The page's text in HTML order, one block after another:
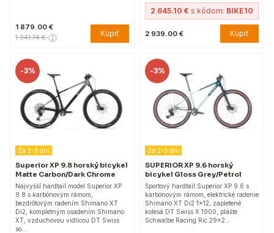
1 879.00 €
1 941.74 € Kúpiť
2 645.10 € s kódom: BIKE10
2 939.00 € Kúpiť
-3%
Za 2-3 dni
Superior XP 9.8 horský bicykel
Matte Carbon/Dark Chrome
Najvyšší hardtail model Superior XP
9.8 s karbónovým rámom,
bezdrôtovým radením Shimano XT
Di2, kompletným osadením Shimano
XT, vzduchovou vidlicou DT Swiss
so…
-3%
Za 2-3 dni
SUPERIOR XP 9.6 horský
bicykel Gloss Grey/Petrol
Športový hardtail Superior XP 9.6 s
karbónovým rámom, elektrické radenie
Shimano XT Di2 1x12, zapletené
kolesá DT Swiss X 1900, plášte
Schwalbe Racing Ric 29x2…